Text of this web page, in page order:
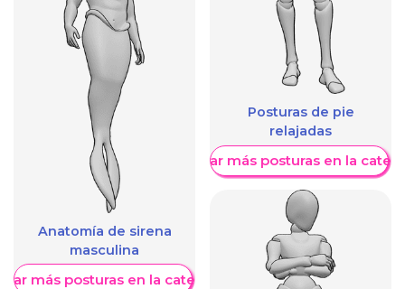
Anatomía de sirena
masculina
más posturas en la categoría
Posturas de pie
relajadas
Mostrar más posturas en la